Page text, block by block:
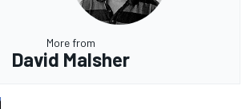
More from
David Malsher